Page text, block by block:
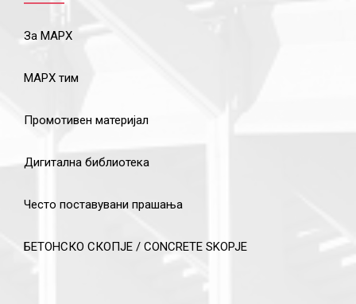
За МАРХ
МАРХ тим
Промотивен материјал
Дигитална библиотека
Често поставувани прашања
БЕТОНСКО СКОПЈЕ / CONCRETE SKOPJE